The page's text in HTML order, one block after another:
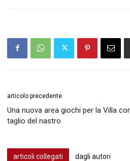
articolo precedente
Una nuova area giochi per la Villa
taglio del nastro
articoli collegati dagli autori